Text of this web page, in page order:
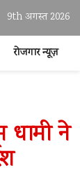
9th अगस्त 2026
रोजगार न्यूज़
धामी ने